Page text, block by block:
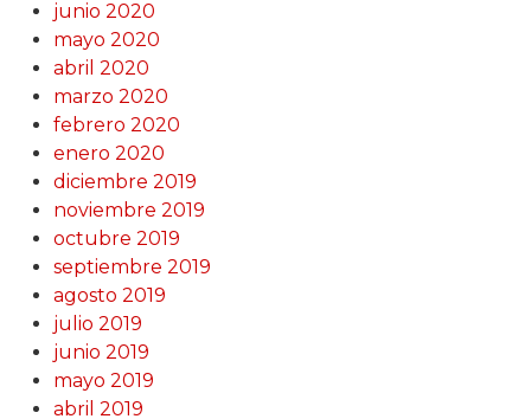
junio 2020
mayo 2020
abril 2020
marzo 2020
febrero 2020
enero 2020
diciembre 2019
noviembre 2019
octubre 2019
septiembre 2019
agosto 2019
julio 2019
junio 2019
mayo 2019
abril 2019